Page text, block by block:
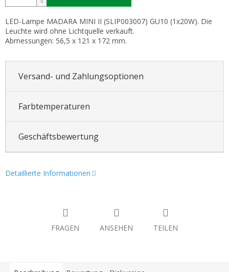
LED-Lampe MADARA MINI II (SLIP003007) GU10 (1x20W). Die
Leuchte wird ohne Lichtquelle verkauft.
Abmessungen: 56,5 x 121 x 172 mm.
Versand- und Zahlungsoptionen
Farbtemperaturen
Geschäftsbewertung
Detaillierte Informationen
FRAGEN ANSEHEN TEILEN